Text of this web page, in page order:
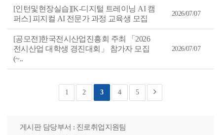
[인턴및현장실습][K-디지털 트레이닝 AI 캠
퍼스] 피지컬 AI 전문가 과정 교육생 모집
2026/07/07
[공모전]한국전시산업진흥회 주최 「2026
전시산업 대학생 경진대회」 참가자 모집
(~..
2026/07/07
1 2 3 4 5
게시판 담당부서 : 진로취업지원팀